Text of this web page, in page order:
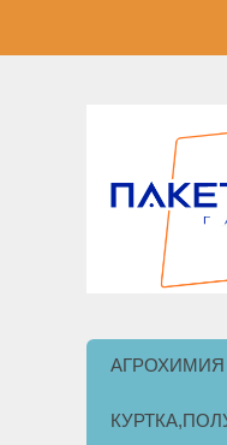
АГРОХИМИЯ